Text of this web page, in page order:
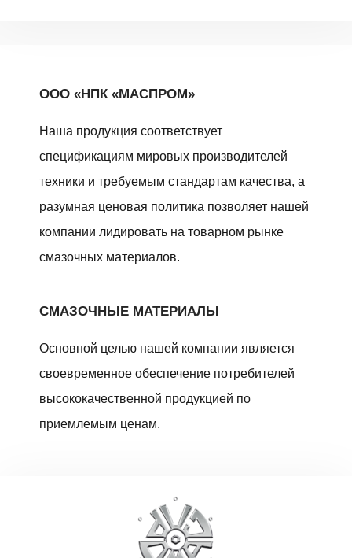
ООО «НПК «МАСПРОМ»
Наша продукция соответствует
спецификациям мировых производителей
техники и требуемым стандартам качества, а
разумная ценовая политика позволяет нашей
компании лидировать на товарном рынке
смазочных материалов.
СМАЗОЧНЫЕ МАТЕРИАЛЫ
Основной целью нашей компании является
своевременное обеспечение потребителей
высококачественной продукцией по
приемлемым ценам.